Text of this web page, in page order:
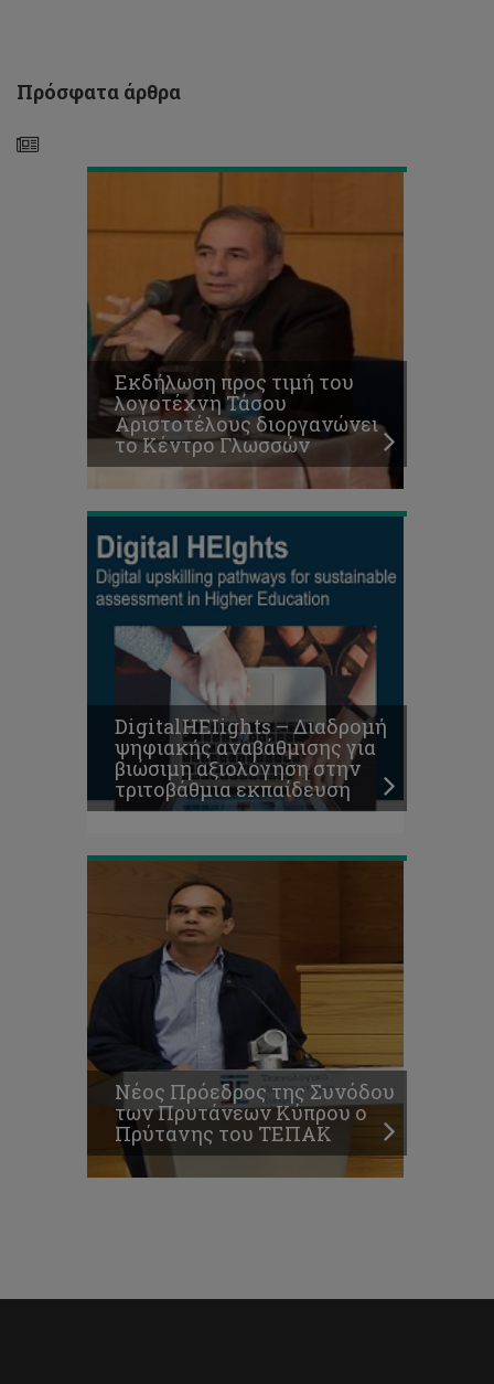
Πρόσφατα άρθρα
το
Κέντρο
Εκδήλωση προς τιμή του
λογοτέχνη Τάσου
Αριστοτέλους διοργανώνει
το Κέντρο Γλωσσών
DigitalHEIights
Διαδρομή
ψηφιακής
αναβάθμισης
για
βιώσιμη
αξιολόγηση
στην
τριτοβάθμια
εκπαίδευση
DigitalHEIights – Διαδρομή
ψηφιακής αναβάθμισης για
βιώσιμη αξιολόγηση στην
τριτοβάθμια εκπαίδευση
Νέος
Πρόεδρος
της
Συνόδου
Πρυτάνεων
Κύπρου
ο
Πρύτανης
του
ΤΕΠΑΚ
Νέος Πρόεδρος της Συνόδου
των Πρυτάνεων Κύπρου ο
Πρύτανης του ΤΕΠΑΚ